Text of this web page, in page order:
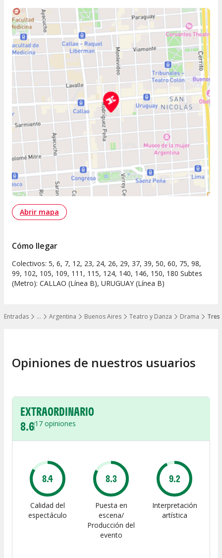
…
Mostrar todos los niveles
Entradas Argentina Buenos Aires Teatro y Danza Drama Tres
Abrir mapa
Cómo llegar
Colectivos: 5, 6, 7, 12, 23, 24, 26, 29, 37, 39, 50, 60, 75, 98,
99, 102, 105, 109, 111, 115, 124, 140, 146, 150, 180 Subtes
(Metro): CALLAO (Línea B), URUGUAY (Línea B)
Opiniones de nuestros usuarios
EXTRAORDINARIO
8.617 opiniones
8.4
Calidad del
espectáculo
8.3
Puesta en
escena/
Producción del
evento
9.2
Interpretación
artística